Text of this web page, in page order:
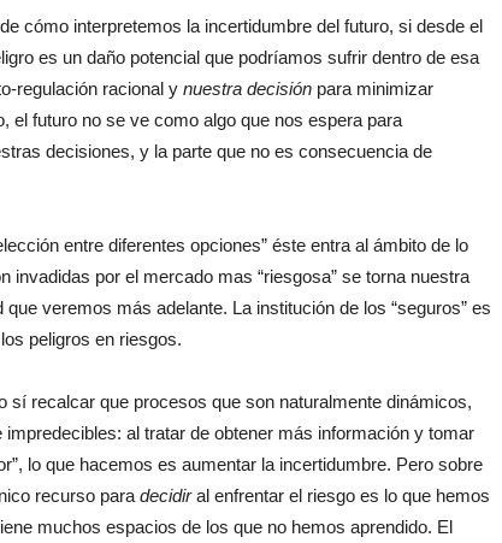
cómo interpretemos la incertidumbre del futuro, si desde el
es un daño potencial que podríamos sufrir dentro de esa
regulación racional y nuestra decisión para minimizar
el futuro no se ve como algo que nos espera para
decisiones, y la parte que no es consecuencia de
entre diferentes opciones” éste entra al ámbito de lo
por el mercado mas “riesgosa” se torna nuestra
veremos más adelante. La institución de los “seguros” es
peligros en riesgos.
sí recalcar que procesos que son naturalmente dinámicos,
al tratar de obtener más información y tomar
lo que hacemos es aumentar la incertidumbre. Pero sobre
recurso para decidiral enfrentar el riesgo es lo que hemos
muchos espacios de los que no hemos aprendido. El